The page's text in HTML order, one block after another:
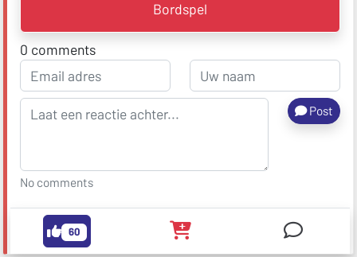
Bordspel
0 comments
Post
No comments
60